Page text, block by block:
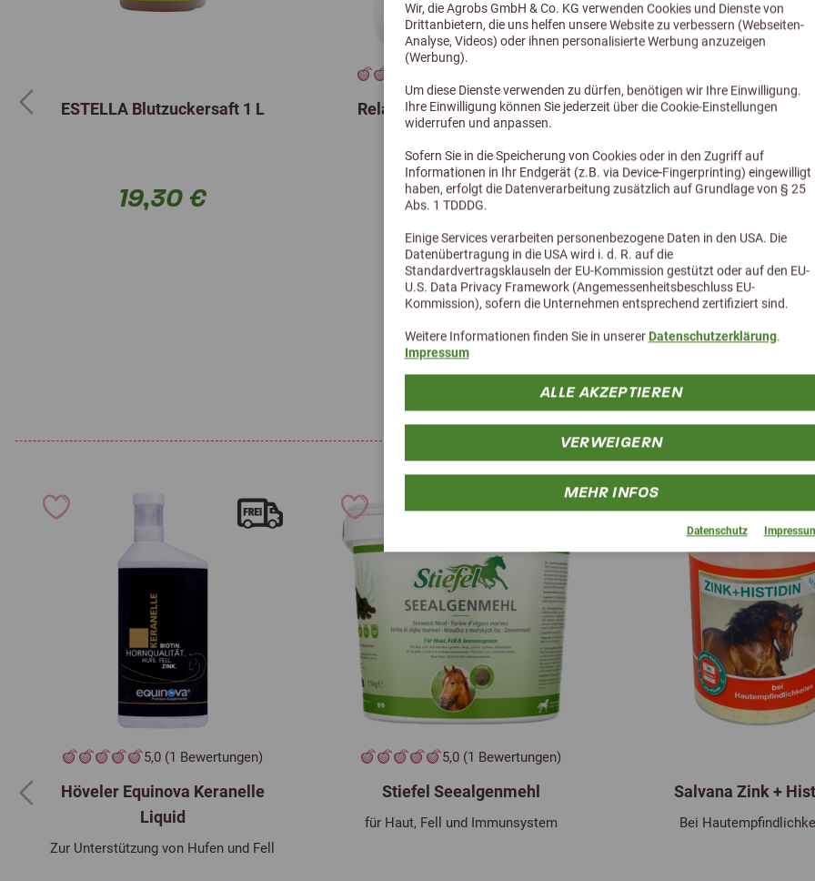
Wir, die Agrobs GmbH & Co. KG verwenden Cookies und Dienste von
Drittanbietern, die uns helfen unsere Website zu verbessern (Webseiten-
Analyse, Videos) oder ihnen personalisierte Werbung anzuzeigen
(Werbung).
Um diese Dienste verwenden zu dürfen, benötigen wir Ihre Einwilligung.
Ihre Einwilligung können Sie jederzeit über die Cookie-Einstellungen
widerrufen und anpassen.
Sofern Sie in die Speicherung von Cookies oder in den Zugriff auf
Informationen in Ihr Endgerät (z.B. via Device-Fingerprinting) eingewilligt
haben, erfolgt die Datenverarbeitung zusätzlich auf Grundlage von § 25
Abs. 1 TDDDG.
Einige Services verarbeiten personenbezogene Daten in den USA. Die
Datenübertragung in die USA wird i. d. R. auf die
Standardvertragsklauseln der EU-Kommission gestützt oder auf den EU-
U.S. Data Privacy Framework (Angemessenheitsbeschluss EU-
Kommission), sofern die Unternehmen entsprechend zertifiziert sind.
Weitere Informationen finden Sie in unserer Datenschutzerklärung.
Impressum
ALLE AKZEPTIEREN
VERWEIGERN
MEHR INFOS
Datenschutz
ESTELLA Blutzuckersaft 1 L
19,30 €
Relax BioCare Mückenmilch
94,90 €
5,0 (3
Nature's Best
5,99 €
Previous
Alternative Produkte
5,0 (1 Bewertungen)
Höveler Equinova Keranelle
Liquid
Zur Unterstützung von Hufen und Fell
5,0 (1 Bewertungen)
Stiefel Seealgenmehl
für Haut, Fell und Immunsystem
Salvana Zink +
Bei
Previous